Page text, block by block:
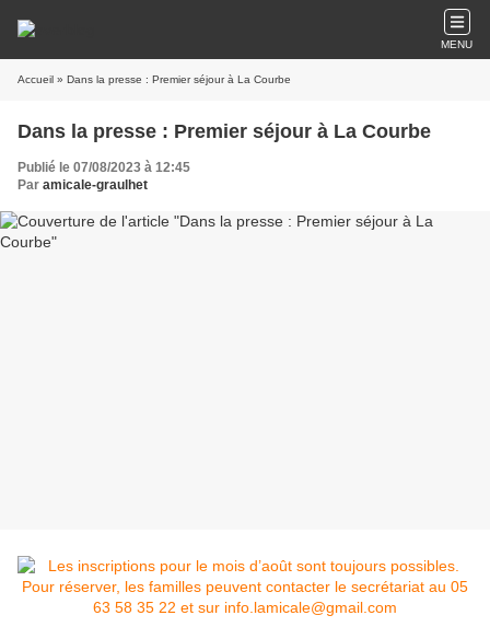
MENU
Accueil » Dans la presse : Premier séjour à La Courbe
Dans la presse : Premier séjour à La Courbe
Publié le 07/08/2023 à 12:45
Par amicale-graulhet